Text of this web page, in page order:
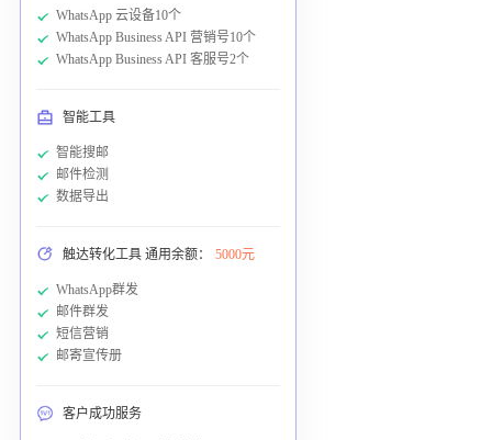
WhatsApp 云设备10个
WhatsApp Business API 营销号10个
WhatsApp Business API 客服号2个
智能工具
智能搜邮
邮件检测
数据导出
触达转化工具 通用余额： 5000元
WhatsApp群发
邮件群发
短信营销
邮寄宣传册
客户成功服务